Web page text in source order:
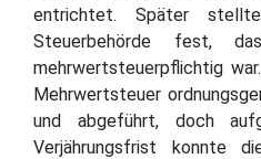
entrichtet. Später
Steuerbehörde fest,
mehrwertsteuerpflichtig
Mehrwertsteuer
und abgeführt, doch
Verjährungsfrist konnte